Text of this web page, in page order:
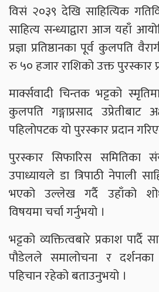
विसं २०३९ देखि साहित्यिक
साहित्य सन्ध्याद्वारा आज यहाँ
प्रज्ञा प्रतिष्ठानका पूर्व कुलपति
रु ५० हजार राशिको उक्त पुरस्कार
मार्क्सवादी चिन्तक भट्टको स्मृतिमा
कुलपति गङ्गाप्रसाद उप्रेतीबाट
पहिलोपटक यो पुरस्कार प्रदान
पुरस्कार सिफारिस समितिका
उपाध्यायले डा त्रिपाठी नेपाली
भएको उल्लेख गर्दै उहाँको
विषयमा चर्चा गर्नुभयो ।
भट्टको व्यक्तित्वबारे प्रकाश पार्दै
पौडेलले समालोचना र दर्शनका
पहिचान रहेको बताउनुभयो ।